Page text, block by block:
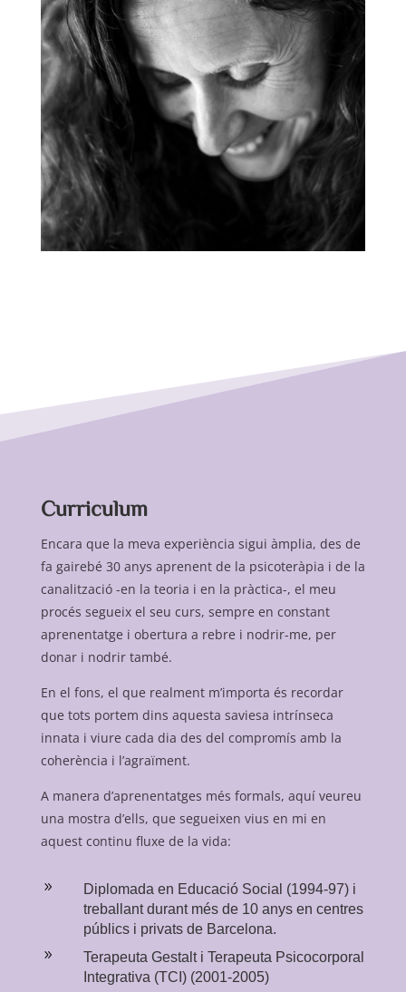
Curriculum
Encara que la meva experiència sigui àmplia, des de
fa gairebé 30 anys aprenent de la psicoteràpia i de la
canalització -en la teoria i en la pràctica-, el meu
procés segueix el seu curs, sempre en constant
aprenentatge i obertura a rebre i nodrir-me, per
donar i nodrir també.
En el fons, el que realment m’importa és recordar
que tots portem dins aquesta saviesa intrínseca
innata i viure cada dia des del compromís amb la
coherència i l’agraïment.
A manera d’aprenentatges més formals, aquí veureu
una mostra d’ells, que segueixen vius en mi en
aquest continu fluxe de la vida:
9
Diplomada en Educació Social (1994-97) i
treballant durant més de 10 anys en centres
públics i privats de Barcelona.
9
Terapeuta Gestalt i Terapeuta Psicocorporal
Integrativa (TCI) (2001-2005)